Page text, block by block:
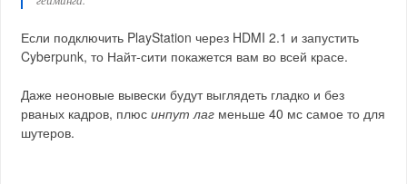
Если подключить PlayStation через HDMI 2.1 и запустить
Cyberpunk, то Найт-сити покажется вам во всей красе.
Даже неоновые вывески будут выглядеть гладко и без
рваных кадров, плюсинпут лаг меньше 40 мс самое то для
шутеров.